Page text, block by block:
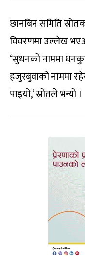
छानबिन समिति
विवरणमा उल्लेख
‘सुधनको नाममा
हजुरबुवाको नाममा
पाइयो,’ स्रोतले भन्यो ।